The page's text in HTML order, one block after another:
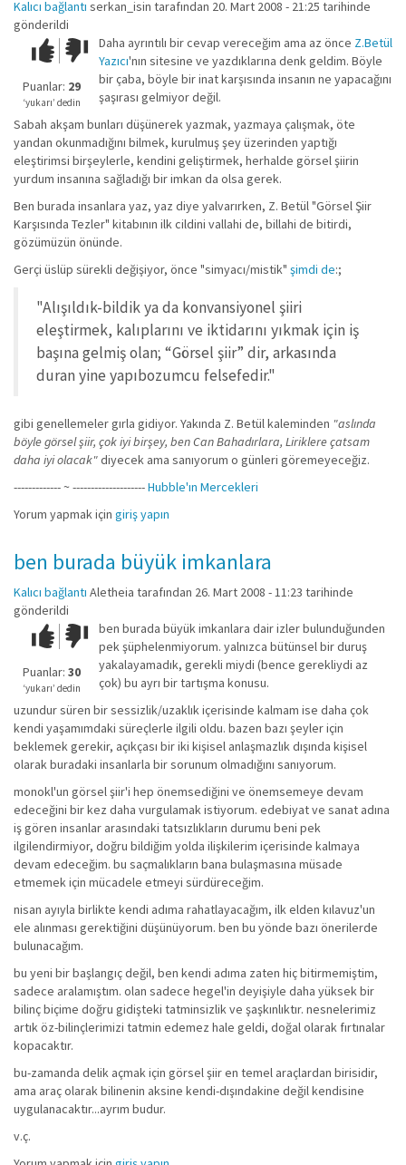
Kalıcı bağlantı serkan_isin tarafından 20. Mart 2008 - 21:25 tarihinde
gönderildi
Çok iyi!O
kadar
iyi
değil!
Puanlar: 29
‘yukarı’ dedin
Daha ayrıntılı bir cevap vereceğim ama az önce Z.Betül
Yazıcı'nın sitesine ve yazdıklarına denk geldim. Böyle
bir çaba, böyle bir inat karşısında insanın ne yapacağını
şaşırası gelmiyor değil.
Sabah akşam bunları düşünerek yazmak, yazmaya çalışmak, öte
yandan okunmadığını bilmek, kurulmuş şey üzerinden yaptığı
eleştirimsi birşeylerle, kendini geliştirmek, herhalde görsel şiirin
yurdum insanına sağladığı bir imkan da olsa gerek.
Ben burada insanlara yaz, yaz diye yalvarırken, Z. Betül "Görsel Şiir
Karşısında Tezler" kitabının ilk cildini vallahi de, billahi de bitirdi,
gözümüzün önünde.
Gerçi üslüp sürekli değişiyor, önce "simyacı/mistik" şimdi de:;
"Alışıldık-bildik ya da konvansiyonel şiiri
eleştirmek, kalıplarını ve iktidarını yıkmak için iş
başına gelmiş olan; “Görsel şiir” dir, arkasında
duran yine yapıbozumcu felsefedir."
gibi genellemeler gırla gidiyor. Yakında Z. Betül kaleminden "aslında
böyle görsel şiir, çok iyi birşey, ben Can Bahadırlara, Liriklere çatsam
daha iyi olacak"diyecek ama sanıyorum o günleri göremeyeceğiz.
------------- ~ --------------------Hubble'ın Mercekleri
Yorum yapmak için giriş yapın
ben burada büyük imkanlara
Kalıcı bağlantı Aletheia tarafından 26. Mart 2008 - 11:23 tarihinde
gönderildi
Çok iyi!O
kadar
iyi
değil!
Puanlar: 30
‘yukarı’ dedin
ben burada büyük imkanlara dair izler bulunduğunden
pek şüphelenmiyorum. yalnızca bütünsel bir duruş
yakalayamadık, gerekli miydi (bence gerekliydi az
çok) bu ayrı bir tartışma konusu.
uzundur süren bir sessizlik/uzaklık içerisinde kalmam ise daha çok
kendi yaşamımdaki süreçlerle ilgili oldu. bazen bazı şeyler için
beklemek gerekir, açıkçası bir iki kişisel anlaşmazlık dışında kişisel
olarak buradaki insanlarla bir sorunum olmadığını sanıyorum.
monokl'un görsel şiir'i hep önemsediğini ve önemsemeye devam
edeceğini bir kez daha vurgulamak istiyorum. edebiyat ve sanat adına
iş gören insanlar arasındaki tatsızlıkların durumu beni pek
ilgilendirmiyor, doğru bildiğim yolda ilişkilerim içerisinde kalmaya
devam edeceğim. bu saçmalıkların bana bulaşmasına müsade
etmemek için mücadele etmeyi sürdüreceğim.
nisan ayıyla birlikte kendi adıma rahatlayacağım, ilk elden kılavuz'un
ele alınması gerektiğini düşünüyorum. ben bu yönde bazı önerilerde
bulunacağım.
bu yeni bir başlangıç değil, ben kendi adıma zaten hiç bitirmemiştim,
sadece aralamıştım. olan sadece hegel'in deyişiyle daha yüksek bir
bilinç biçime doğru gidişteki tatminsizlik ve şaşkınlıktır. nesnelerimiz
artık öz-bilinçlerimizi tatmin edemez hale geldi, doğal olarak fırtınalar
kopacaktır.
bu-zamanda delik açmak için görsel şiir en temel araçlardan birisidir,
ama araç olarak bilinenin aksine kendi-dışındakine değil kendisine
uygulanacaktır...ayrım budur.
v.ç.